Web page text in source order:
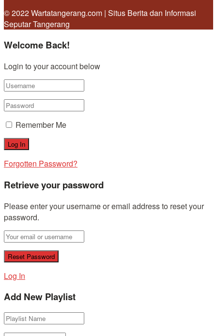
© 2022 Wartatangerang.com | Situs Berita dan Informasi
Seputar Tangerang
Welcome Back!
Login to your account below
Remember Me
Forgotten Password?
Retrieve your password
Please enter your username or email address to reset your
password.
Log In
Add New Playlist